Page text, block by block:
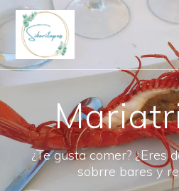
al
¿Te gusta comer? ¿Eres
sobrre bares y